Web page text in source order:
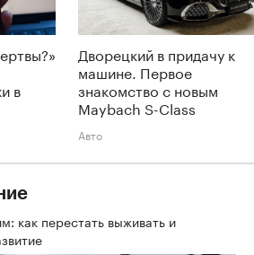
в
Дворецкий в придачу к
машине. Первое
знакомство с новым
Maybach S-Class
Авто
как перестать выживать и